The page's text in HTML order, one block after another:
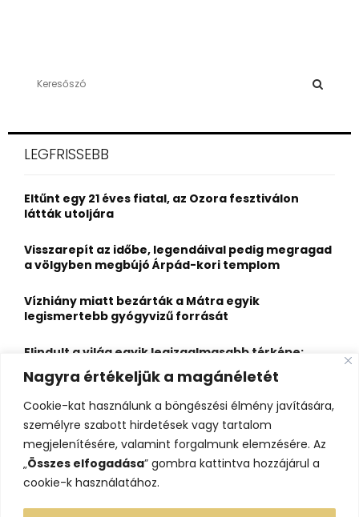
Nagyra értékeljük a magánéletét
Cookie-kat használunk a böngészési élmény javítására,
személyre szabott hirdetések vagy tartalom
megjelenítésére, valamint forgalmunk elemzésére. Az
„Összes elfogadása” gombra kattintva hozzájárul a
cookie-k használatához.
h
o
r
C
LEGFRISSEBB
Eltűnt egy 21 éves fiatal, az Ozora fesztiválon
látták utoljára
Visszarepít az időbe, legendáival pedig megragad
a völgyben megbújó Árpád-kori templom
Vízhiány miatt bezárták a Mátra egyik
legismertebb gyógyvizű forrását
Elindult a világ egyik legizgalmasabb térképe:
több mint 6600 várat, kastélyt és erődöt
fedezhetsz fel rajta
Kigyulladt a Szőke Tisza legendás hajóroncsa,
nagy erőkkel vonultak a tűzoltók